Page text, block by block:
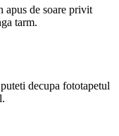
apus de soare privit
tarm.
decupa fototapetul